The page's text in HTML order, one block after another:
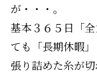
が・・・。
基本３６５日「
ても「長期休暇
張り詰めた糸が